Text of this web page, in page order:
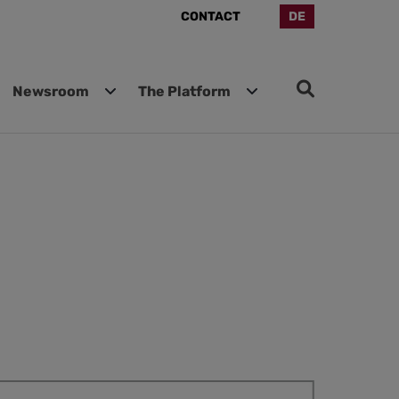
CONTACT DE
Newsroom The Platform